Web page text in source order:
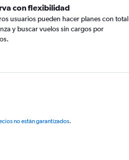
con flexibilidad
usuarios pueden hacer planes con total
y buscar vuelos sin cargos por
no están garantizados.